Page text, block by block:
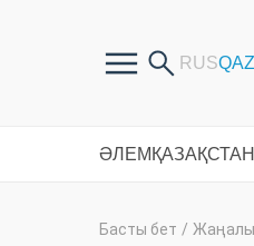
ӘЛЕМ ҚАЗАҚСТАН
Басты бет /